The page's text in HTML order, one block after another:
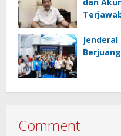
dan
Comment